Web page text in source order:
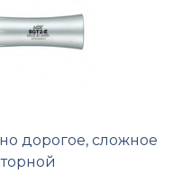
дорогое, сложное